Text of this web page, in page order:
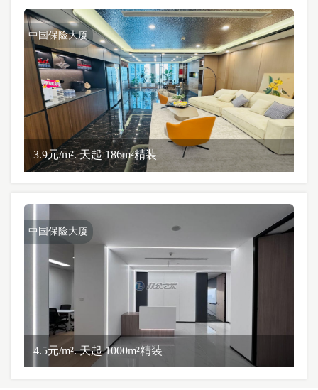
中国保险大厦
3.9元/m². 天起 186m²精装
中国保险大厦
4.5元/m². 天起 1000m²精装